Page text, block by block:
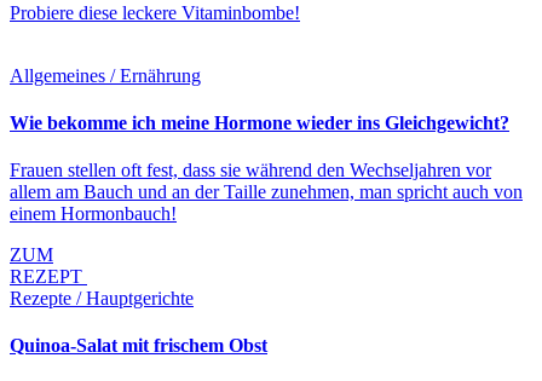
Probiere diese leckere Vitaminbombe!
Allgemeines / Ernährung
Wie bekomme ich meine Hormone wieder ins Gleichgewicht?
Frauen stellen oft fest, dass sie während den Wechseljahren vor
allem am Bauch und an der Taille zunehmen, man spricht auch von
einem Hormonbauch!
ZUM
REZEPT
Rezepte / Hauptgerichte
Quinoa-Salat mit frischem Obst